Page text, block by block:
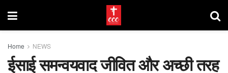
Home NEWS
ईसाई समन्वयवाद जीवित और अच्छी तरह